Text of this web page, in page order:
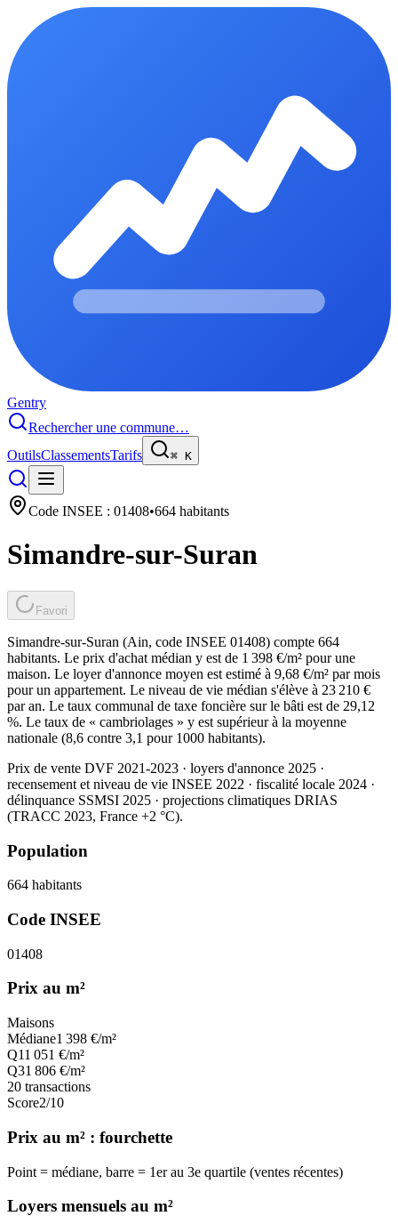
Gentry
Rechercher une commune…
OutilsClassementsTarifs ⌘ K
Code INSEE : 01408•664 habitants
Simandre-sur-Suran
Favori
Simandre-sur-Suran (Ain, code INSEE 01408) compte 664
habitants. Le prix d'achat médian y est de 1 398 €/m² pour une
maison. Le loyer d'annonce moyen est estimé à 9,68 €/m² par mois
pour un appartement. Le niveau de vie médian s'élève à 23 210 €
par an. Le taux communal de taxe foncière sur le bâti est de 29,12
%. Le taux de « cambriolages » y est supérieur à la moyenne
nationale (8,6 contre 3,1 pour 1000 habitants).
Prix de vente DVF 2021-2023 · loyers d'annonce 2025 ·
recensement et niveau de vie INSEE 2022 · fiscalité locale 2024 ·
délinquance SSMSI 2025 · projections climatiques DRIAS
(TRACC 2023, France +2 °C).
Population
664 habitants
Code INSEE
01408
Prix au m²
Maisons
Médiane1 398 €/m²
Q11 051 €/m²
Q31 806 €/m²
20 transactions
Score2/10
Prix au m² : fourchette
Point = médiane, barre = 1er au 3e quartile (ventes récentes)
Loyers mensuels au m²